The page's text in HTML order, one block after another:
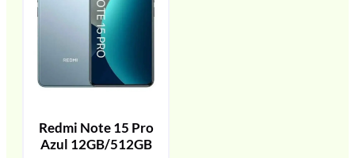
Redmi Note 15 Pro
Azul 12GB/512GB